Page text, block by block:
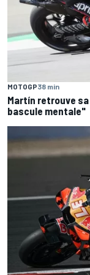
MOTOGP38 min
Martín retrouve
bascule mentale"